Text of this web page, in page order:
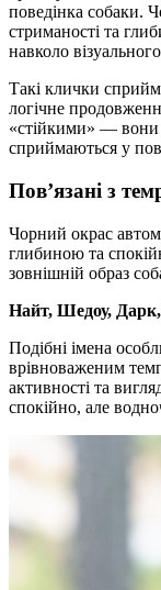
поведінка собаки.
стриманості та
навколо
Такі клички
логічне
«стійкими» — вони
сприймаються у
Пов’язані з
Чорний окрас
глибиною та
зовнішній образ
Найт, Шедоу,
Подібні імена
врівноваженим
активності та
спокійно, але